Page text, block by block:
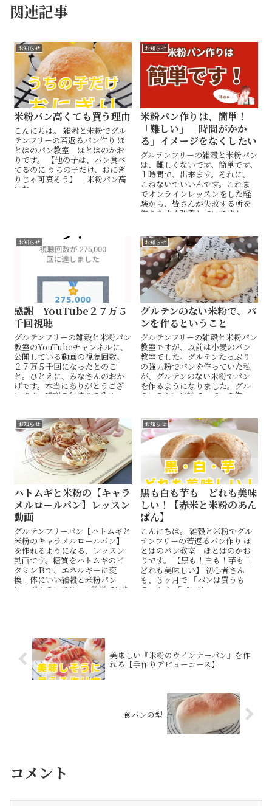
関連記事
お知らせ
米粉パン高くても買う理由
こんにちは。 雑穀と米粉でグル
テンフリーの若返るパン作り ほ
とはのパン教室 ほとはのかお
りです。 【他の子は、パン食べ
てるのに うちの子だけ、おにぎ
りじゃ可哀そう】 「米粉パン高
いな...
お知らせ
米粉パン作りは、簡単！
「難しい」「時間がかか
る」イメージをなくしたい
グルテンフリーの雑穀と米粉パン
は、難しくないです。簡単です。
１時間で、出来ます。それに、
こねないでいいんです。これま
でオンラインレッスンをした経
験から、皆さんが失敗する所を
作りやすく改善していきまし
お知らせ
感謝 YouTube２７万５
千回視聴
グルテンフリーの雑穀と米粉パン
教室のYouTubeチャンネルに、
公開している動画の視聴回数。
２７万５千回になったとのこ
と。ひとえに、みなさんのおか
げです。本当にありがとうござ
います。感謝の気持ちを込め
お知らせ
グルテンのない米粉で、パ
ンを作るということ
グルテンフリーの雑穀と米粉パン
教室ですが、以前は小麦のパン
教室でした。グルテンたっぷり
の強力粉でパンを作っていた私
が、グルテンのない米粉でパン
を作るようになりました。グル
テンのない米粉で、パンを作
ん。米粉パン簡単です。
お知らせ
ハトムギと米粉の【キャラ
メルロールパン】レッスン
動画
グルテンフリーパン【ハトムギと
米粉のキャラメルロールパン】
を作れるようになる、レッスン
動画です。糖質をハトムギのビ
タミンＢで、エネルギーに変
換！体にいい雑穀と米粉パン
は、グルテンフリー。簡単ではな
お知らせ
黒も白も芋も どれも美味
しい！【赤米と米粉のあん
ぱん】
こんにちは。 雑穀と米粉でグル
テンフリーの若返るパン作り ほ
とはのパン教室 ほとはのかお
りです。 【黒も！白も！芋も！
どれも美味しい】 初心者さん
も、３ヶ月で 「パンは買うも
の」から 「パンは...
美味しい『米粉のウインナーパン』を作
れる【手作りデビューコース】
食パンの型
コメント